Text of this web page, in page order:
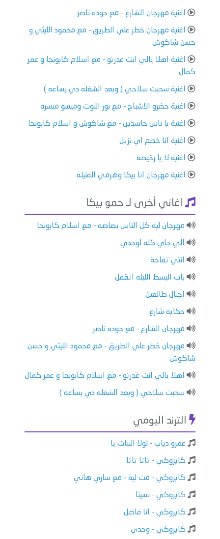
اغنية مهرجان الشارع - مع حوده ناصر
اغنية مهرجان خطر علي الطريق - مع محمود الليثي و
حسن شاكوش
اغنية اهلا يالي انت غدرتو - مع اسلام كابونجا و عمر
كمال
اغنية سحبت سلاحي ( وبعد الشغله دي بساعه )
اغنية حضرو الاشباح - مع نور التوت وميسو ميسره
اغنية يا ناس حاسدين - مع شاكوش و اسلام كابونجا
اغنية انا خصم اي نزيل
اغنية لا يا رخيصة
اغنية مهرجان انا بيكا وهرمي الفتيله
اغاني أخرى لـ حمو بيكا
مهرجان ليه كل الناس بصاصه - مع اسلام كابونجا
الي جاي كله لوحدي
انتي تفاحة
باب اليسط الليله اتقفل
اجيال طالعين
حكايه شارع
مهرجان الشارع - مع حوده ناصر
مهرجان خطر علي الطريق - مع محمود الليثي و حسن
شاكوش
اهلا يالي انت غدرتو - مع اسلام كابونجا و عمر كمال
سحبت سلاحي ( وبعد الشغله دي بساعه )
الترند اليومي
عمرو دياب - لولا البنات يا
كايروكي - تاتا تاتا
كايروكي - مت لية - مع ساري هاني
كايروكي - نسينا
كايروكي - انا فاضل
كايروكي - وحدي